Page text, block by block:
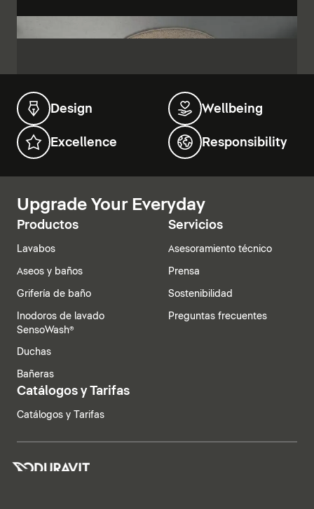
Design Wellbeing
Excellence Responsibility
Upgrade Your Everyday
Productos
Lavabos
Aseos y baños
Grifería de baño
Inodoros de lavado
SensoWash®
Duchas
Bañeras
Servicios
Asesoramiento técnico
Prensa
Sostenibilidad
Preguntas frecuentes
Catálogos y Tarifas
Catálogos y Tarifas